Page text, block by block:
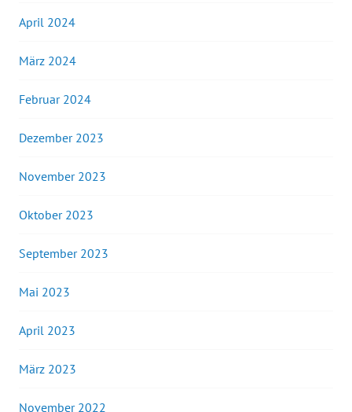
April 2024
März 2024
Februar 2024
Dezember 2023
November 2023
Oktober 2023
September 2023
Mai 2023
April 2023
März 2023
November 2022